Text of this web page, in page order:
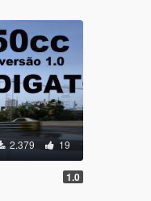
2.379 19
1.0